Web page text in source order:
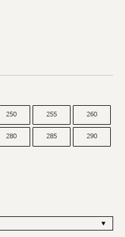
250 255 260
280 285 290